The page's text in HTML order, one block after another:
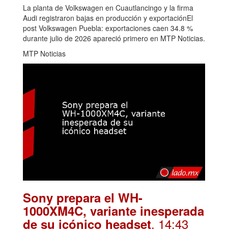
La planta de Volkswagen en Cuautlancingo y la firma
Audi registraron bajas en producción y exportaciónEl
post Volkswagen Puebla: exportaciones caen 34.8 %
durante julio de 2026 apareció primero en MTP Noticias.
MTP Noticias
Sony prepara el WH-
1000XM4C, variante inesperada
de su icónico headset. 14:43